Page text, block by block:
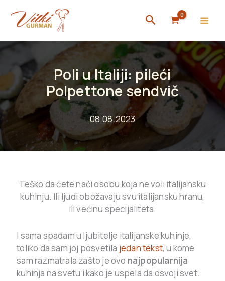
content
Search
Poli u Italiji: pileći
Polpettone sendvič
08.08.2023
Teško da ćete naći osobu koja ne voli italijansku
kuhinju. Ili ljudi obožavaju svu italijansku hranu,
ili većinu specijaliteta.
I sama spadam u ljubitelje italijanske kuhinje,
toliko da sam joj posvetila jedan tekst, u kome
sam razmatrala zašto je ovo najpopularnija
kuhinja na svetu i kako je uspela da osvoji svet.